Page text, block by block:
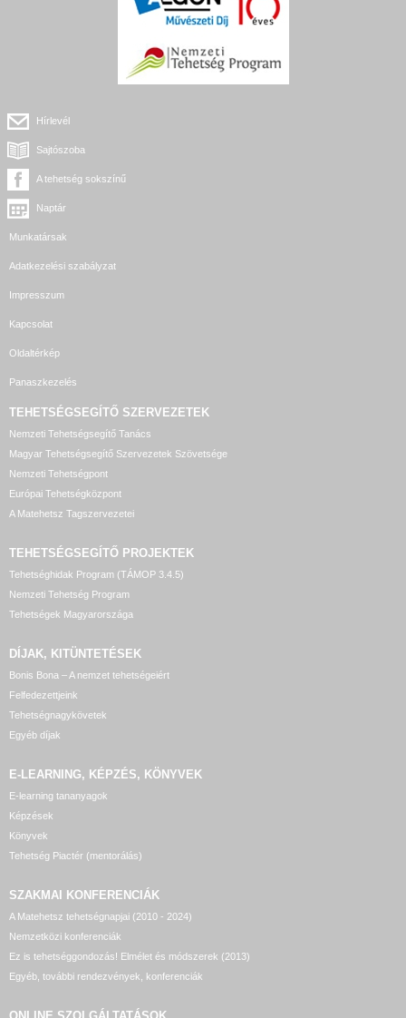
Hírlevél
Sajtószoba
A tehetség sokszínű
Naptár
Munkatársak
Adatkezelési szabályzat
Impresszum
Kapcsolat
Oldaltérkép
Panaszkezelés
TEHETSÉGSEGÍTŐ SZERVEZETEK
Nemzeti Tehetségsegítő Tanács
Magyar Tehetségsegítő Szervezetek Szövetsége
Nemzeti Tehetségpont
Európai Tehetségközpont
A Matehetsz Tagszervezetei
TEHETSÉGSEGÍTŐ PROJEKTEK
Tehetséghidak Program (TÁMOP 3.4.5)
Nemzeti Tehetség Program
Tehetségek Magyarországa
DÍJAK, KITÜNTETÉSEK
Bonis Bona – A nemzet tehetségeiért
Felfedezettjeink
Tehetségnagykövetek
Egyéb díjak
E-LEARNING, KÉPZÉS, KÖNYVEK
E-learning tananyagok
Képzések
Könyvek
Tehetség Piactér (mentorálás)
SZAKMAI KONFERENCIÁK
A Matehetsz tehetségnapjai (2010 - 2024)
Nemzetközi konferenciák
Ez is tehetséggondozás! Elmélet és módszerek (2013)
Egyéb, további rendezvények, konferenciák